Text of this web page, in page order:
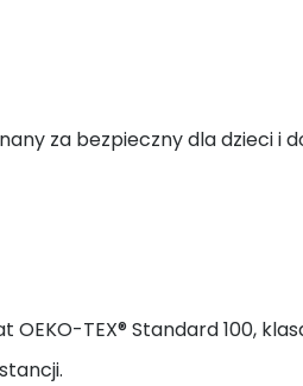
za bezpieczny dla dzieci i
TEX® Standard 100,